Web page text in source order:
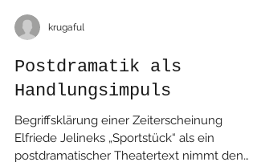
Postdramatik als
Handlungsimpuls